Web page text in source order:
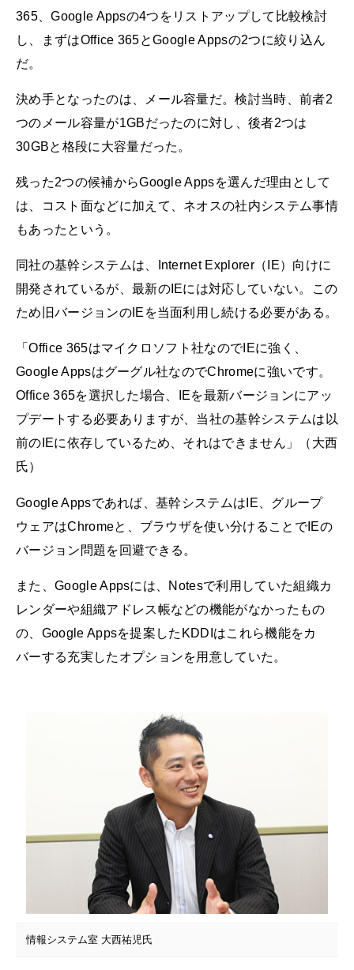
365、Google Appsの4つをリストアップして比較検討
し、まずはOffice 365とGoogle Appsの2つに絞り込ん
だ。
決め手となったのは、メール容量だ。検討当時、前者2
つのメール容量が1GBだったのに対し、後者2つは
30GBと格段に大容量だった。
残った2つの候補からGoogle Appsを選んだ理由として
は、コスト面などに加えて、ネオスの社内システム事情
もあったという。
同社の基幹システムは、Internet Explorer（IE）向けに
開発されているが、最新のIEには対応していない。この
ため旧バージョンのIEを当面利用し続ける必要がある。
「Office 365はマイクロソフト社なのでIEに強く、
Google Appsはグーグル社なのでChromeに強いです。
Office 365を選択した場合、IEを最新バージョンにアッ
プデートする必要ありますが、当社の基幹システムは以
前のIEに依存しているため、それはできません」（大西
氏）
Google Appsであれば、基幹システムはIE、グループ
ウェアはChromeと、ブラウザを使い分けることでIEの
バージョン問題を回避できる。
また、Google Appsには、Notesで利用していた組織カ
レンダーや組織アドレス帳などの機能がなかったもの
の、Google Appsを提案したKDDIはこれら機能をカ
バーする充実したオプションを用意していた。
情報システム室 大西祐児氏